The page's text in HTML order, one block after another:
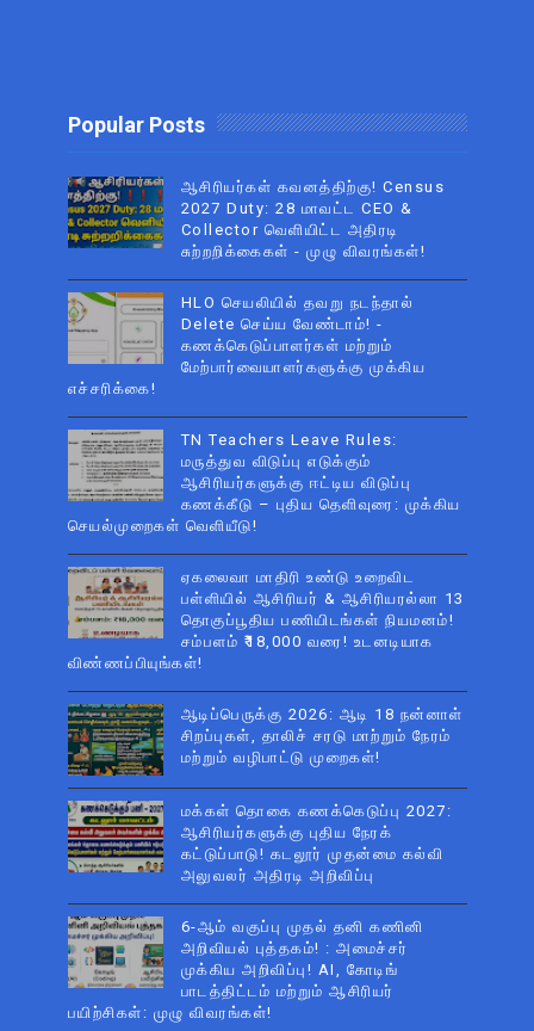
Popular Posts
ஆசிரியர்கள் கவனத்திற்கு! Census
2027 Duty: 28 மாவட்ட CEO &
Collector வெளியிட்ட அதிரடி
சுற்றறிக்கைகள் - முழு விவரங்கள்!
HLO செயலியில் தவறு நடந்தால்
Delete செய்ய வேண்டாம்! -
கணக்கெடுப்பாளர்கள் மற்றும்
மேற்பார்வையாளர்களுக்கு முக்கிய
எச்சரிக்கை!
TN Teachers Leave Rules:
மருத்துவ விடுப்பு எடுக்கும்
ஆசிரியர்களுக்கு ஈட்டிய விடுப்பு
கணக்கீடு – புதிய தெளிவுரை: முக்கிய
செயல்முறைகள் வெளியீடு!
ஏகலைவா மாதிரி உண்டு உறைவிட
பள்ளியில் ஆசிரியர் & ஆசிரியரல்லா 13
தொகுப்பூதிய பணியிடங்கள் நியமனம்!
சம்பளம் ₹18,000 வரை! உடனடியாக
விண்ணப்பியுங்கள்!
ஆடிப்பெருக்கு 2026: ஆடி 18 நன்னாள்
சிறப்புகள், தாலிச் சரடு மாற்றும் நேரம்
மற்றும் வழிபாட்டு முறைகள்!
மக்கள் தொகை கணக்கெடுப்பு 2027:
ஆசிரியர்களுக்கு புதிய நேரக்
கட்டுப்பாடு! கடலூர் முதன்மை கல்வி
அலுவலர் அதிரடி அறிவிப்பு
6-ஆம் வகுப்பு முதல் தனி கணினி
அறிவியல் புத்தகம்! : அமைச்சர்
முக்கிய அறிவிப்பு! AI, கோடிங்
பாடத்திட்டம் மற்றும் ஆசிரியர்
பயிற்சிகள்: முழு விவரங்கள்!